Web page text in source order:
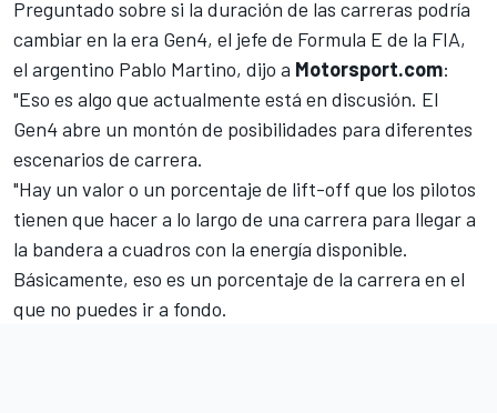
Preguntado sobre si la duración de las carreras podría
cambiar en la era Gen4, el jefe de Formula E de la FIA,
el argentino Pablo Martino, dijo a Motorsport.com:
"Eso es algo que actualmente está en discusión. El
Gen4 abre un montón de posibilidades para diferentes
escenarios de carrera.
"Hay un valor o un porcentaje de lift-off que los pilotos
tienen que hacer a lo largo de una carrera para llegar a
la bandera a cuadros con la energía disponible.
Básicamente, eso es un porcentaje de la carrera en el
que no puedes ir a fondo.